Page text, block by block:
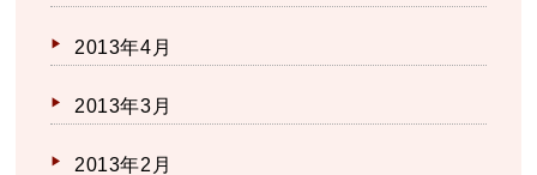
2013年4月
2013年3月
2013年2月